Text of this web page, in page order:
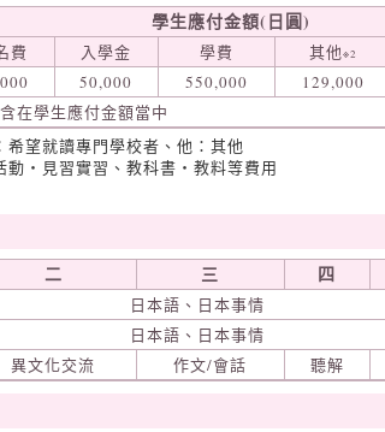
學生應付金額(日圓)
費 入學金 學費 其他※2
50,000 550,000 129,000
在學生應付金額當中
望就讀專門學校者、他：其他
‧見習實習、教科書‧教料等費用
二 三 四
日本語、日本事情
日本語、日本事情
異文化交流 作文/會話 聽解